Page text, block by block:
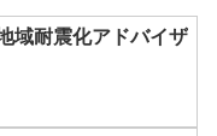
域耐震化アドバイザ